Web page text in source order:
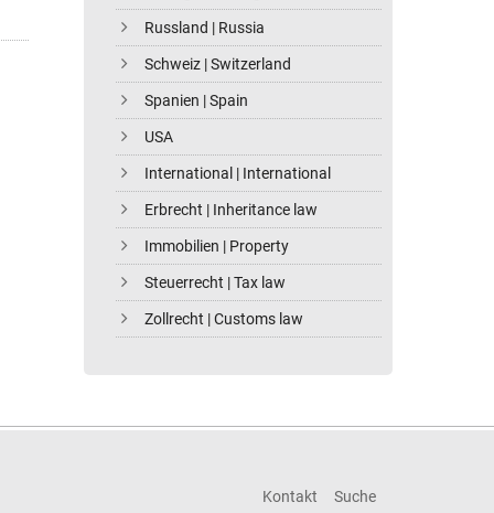
Russland | Russia
Schweiz | Switzerland
Spanien | Spain
USA
International | International
Erbrecht | Inheritance law
Immobilien | Property
Steuerrecht | Tax law
Zollrecht | Customs law
Kontakt Suche